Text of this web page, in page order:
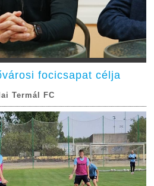
focicsapat célja
Termál FC